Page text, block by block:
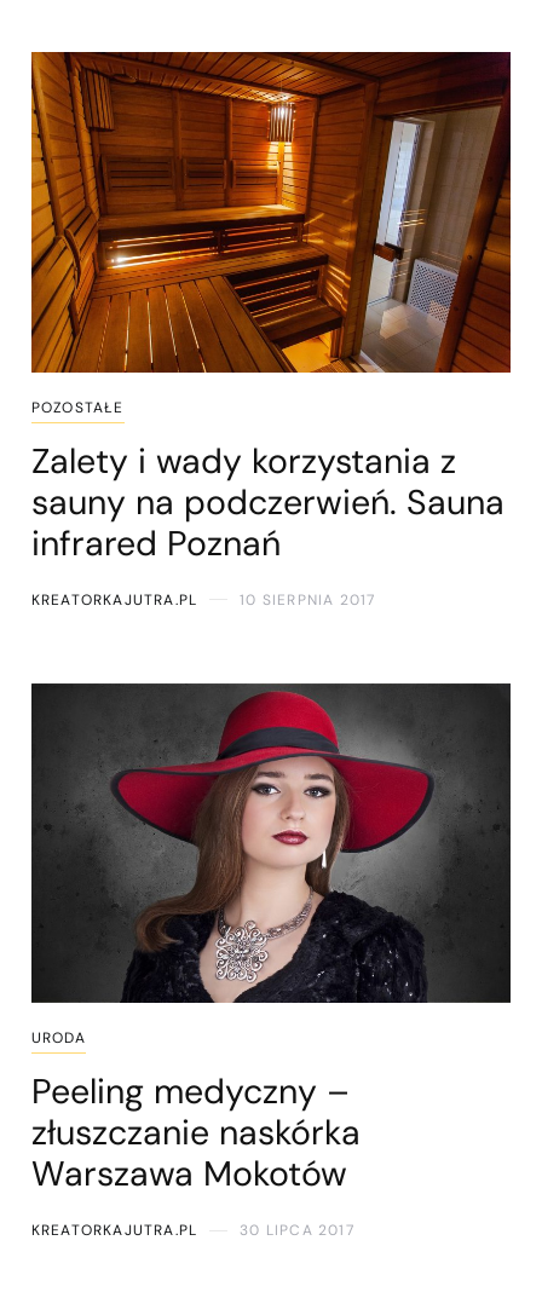
POZOSTAŁE
Zalety i wady korzystania z
sauny na podczerwień. Sauna
infrared Poznań
KREATORKAJUTRA.PL 10 SIERPNIA 2017
URODA
Peeling medyczny –
złuszczanie naskórka
Warszawa Mokotów
KREATORKAJUTRA.PL 30 LIPCA 2017